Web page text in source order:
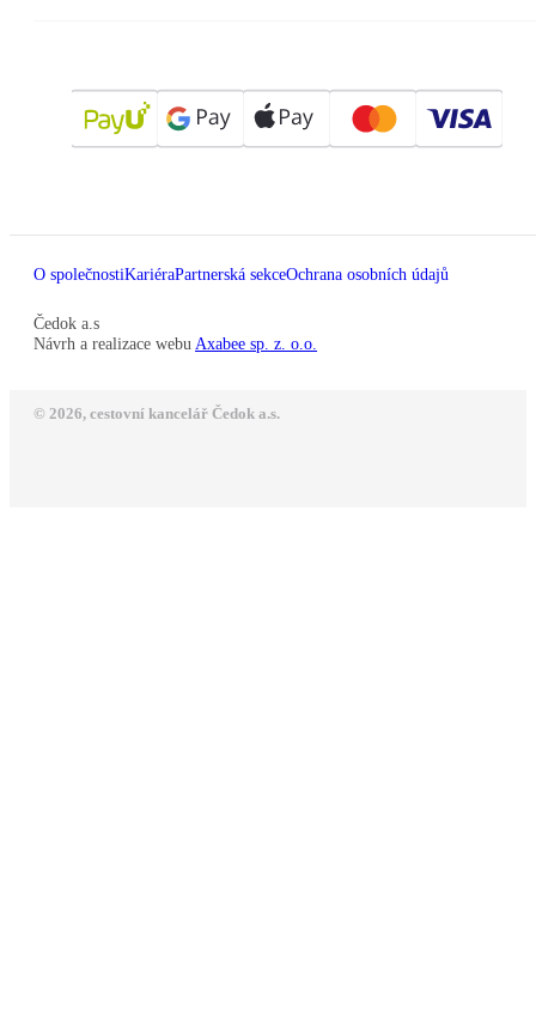
O společnostiKariéraPartnerská sekceOchrana osobních údajů
Čedok a.s
Návrh a realizace webu Axabee sp. z. o.o.
© 2026, cestovní kancelář Čedok a.s.